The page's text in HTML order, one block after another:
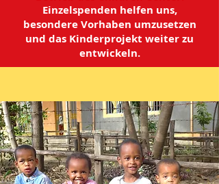
Einzelspenden helfen uns,
besondere Vorhaben umzusetzen
und das Kinderprojekt weiter zu
entwickeln.